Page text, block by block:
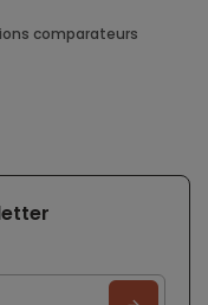
comparateurs